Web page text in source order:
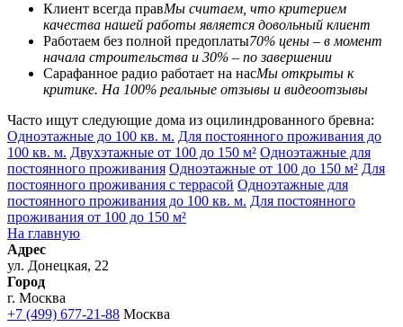
Клиент всегда правМы считаем, что критерием
качества нашей работы является довольный клиент
Работаем без полной предоплаты70% цены – в момент
начала строительства и 30% – по завершении
Сарафанное радио работает на насМы открыты к
критике. На 100% реальные отзывы и видеоотзывы
Часто ищут следующие дома из оцилиндрованного бревна:
Одноэтажные до 100 кв. м. Для постоянного проживания до
100 кв. м. Двухэтажные от 100 до 150 м² Одноэтажные для
постоянного проживания Одноэтажные от 100 до 150 м² Для
постоянного проживания с террасой Одноэтажные для
постоянного проживания до 100 кв. м. Для постоянного
проживания от 100 до 150 м²
На главную
Адрес
ул. Донецкая, 22
Город
г. Москва
+7 (499) 677-21-88 Москва